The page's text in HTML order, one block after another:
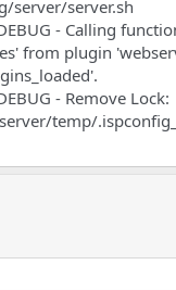
server/server.sh
- Calling
from plugin
- Remove Lock:
temp/